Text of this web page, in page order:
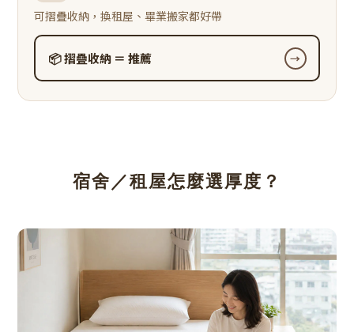
可摺疊收納，換租屋、畢業搬家都好帶
📦 摺疊收納 ＝ 推薦 →
宿舍／租屋怎麼選厚度？